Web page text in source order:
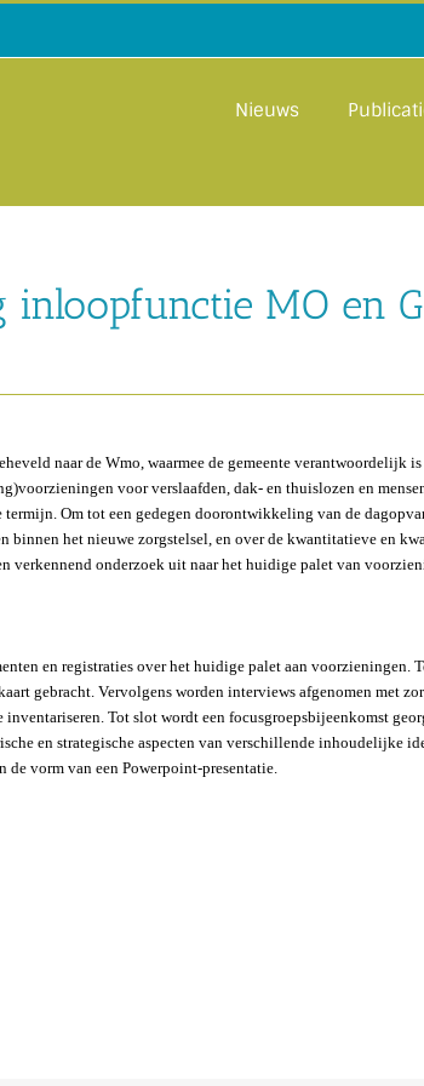
Nieuws
MO en
naar de Wmo, waarmee de gemeente verantwoordelijk
voor verslaafden, dak- en thuislozen en
Om tot een gedegen doorontwikkeling van de
het nieuwe zorgstelsel, en over de kwantitatieve en
verkennend onderzoek uit naar het huidige palet van
en registraties over het huidige palet aan
gebracht. Vervolgens worden interviews afgenomen met
Tot slot wordt een focusgroepsbijeenkomst
en strategische aspecten van verschillende inhoudelijke
vorm van een Powerpoint-presentatie.